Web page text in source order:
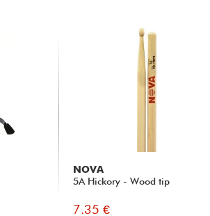
NOVA
5A Hickory - Wood tip
7.35 €